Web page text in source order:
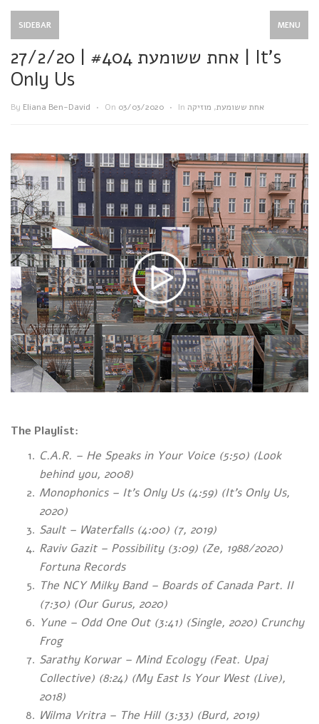
SIDEBAR MENU
אחת ששומעת #404 | 27/2/20 | It’s
Only Us
By Eliana Ben-David • On 03/03/2020 • In אחת ששומעת, מוזיקה
The Playlist:
C.A.R. – He Speaks in Your Voice (5:50) (Look
behind you, 2008)
Monophonics – It’s Only Us (4:59) (It’s Only Us,
2020)
Sault – Waterfalls (4:00) (7, 2019)
Raviv Gazit – Possibility (3:09) (Ze, 1988/2020)
Fortuna Records
The NCY Milky Band – Boards of Canada Part. II
(7:30) (Our Gurus, 2020)
Yune – Odd One Out (3:41) (Single, 2020) Crunchy
Frog
Sarathy Korwar – Mind Ecology (Feat. Upaj
Collective) (8:24) (My East Is Your West (Live),
2018)
Wilma Vritra – The Hill (3:33) (Burd, 2019)